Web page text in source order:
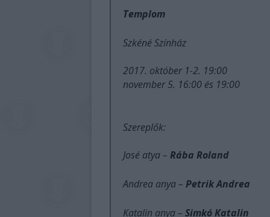
Templom
Szkéné Színház
2017. október 1-2. 19:00
november 5. 16:00 és 19:00
Szereplők:
José atya – Rába Roland
Andrea anya – Petrik Andrea
Katalin anya – Simkó Katalin